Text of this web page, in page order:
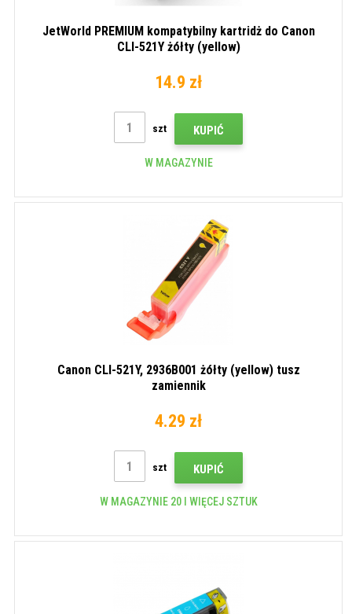
JetWorld PREMIUM kompatybilny kartridż do Canon
CLI-521Y żółty (yellow)
14.9 zł
szt KUPIĆ
W MAGAZYNIE
Canon CLI-521Y, 2936B001 żółty (yellow) tusz
zamiennik
4.29 zł
szt KUPIĆ
W MAGAZYNIE 20 I WIĘCEJ SZTUK